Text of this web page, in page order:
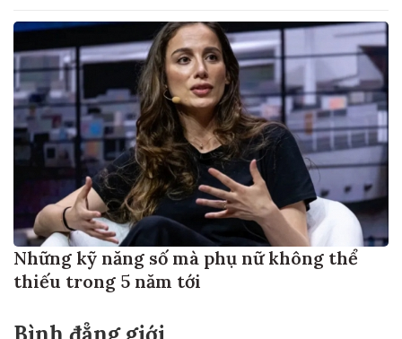
Những kỹ năng số mà phụ nữ không thể
thiếu trong 5 năm tới